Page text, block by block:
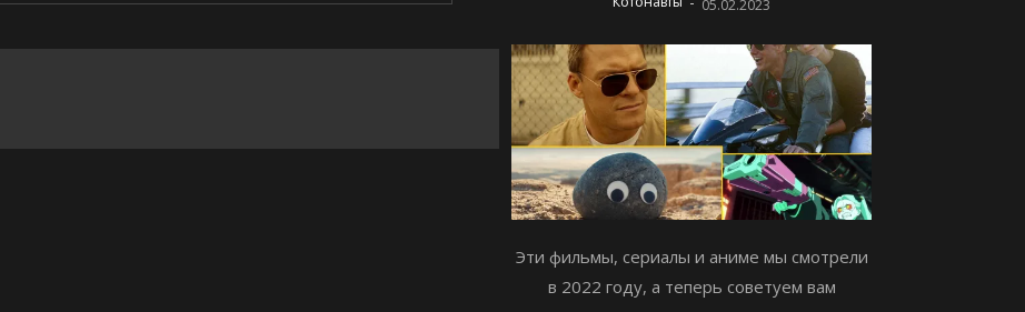
05.02.2023
Эти фильмы, сериалы и аниме мы смотрели
в 2022 году, а теперь советуем вам